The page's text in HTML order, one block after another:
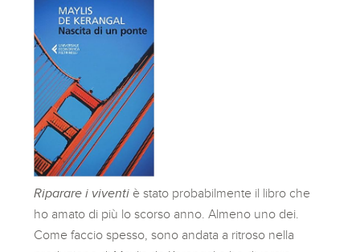
Riparare i viventi è stato probabilmente il libro che
ho amato di più lo scorso anno. Almeno uno dei.
Come faccio spesso, sono andata a ritroso nella